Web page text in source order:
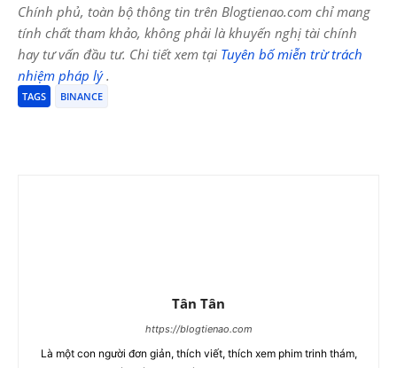
Chính phủ, toàn bộ thông tin trên Blogtienao.com chỉ mang
tính chất tham khảo, không phải là khuyến nghị tài chính
hay tư vấn đầu tư. Chi tiết xem tại Tuyên bố miễn trừ trách
nhiệm pháp lý.
TAGS BINANCE
Tân Tân
https://blogtienao.com
Là một con người đơn giản, thích viết, thích xem phim trinh thám,